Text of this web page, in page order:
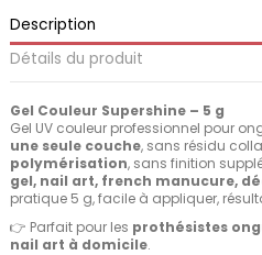
Description
Détails du produit
Gel Couleur Supershine – 5 g
Gel UV couleur professionnel pour
une seule couche, sans résidu
polymérisation, sans finition
gel, nail art, french manucure,
pratique 5 g, facile à appliquer,
👉 Parfait pour les prothésistes
nail art à domicile.